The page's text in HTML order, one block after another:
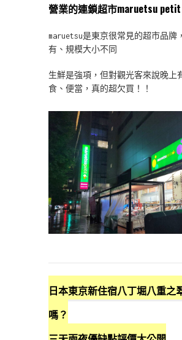
營業的連鎖超市maruetsu petit
maruetsu是東京很常見的超市品牌
有、規模大小不同
生鮮是強項，但對觀光客來說晚上
食、便當，真的超欠買！！
日本東京新住宿八丁堀八重之
嗎？